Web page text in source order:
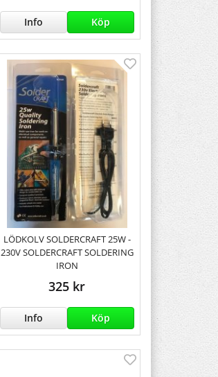
Info Köp
LÖDKOLV SOLDERCRAFT 25W -
230V SOLDERCRAFT SOLDERING
IRON
325 kr
Info Köp